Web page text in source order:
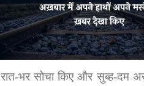
रात-भर सोचा किए और सुब्ह-दम